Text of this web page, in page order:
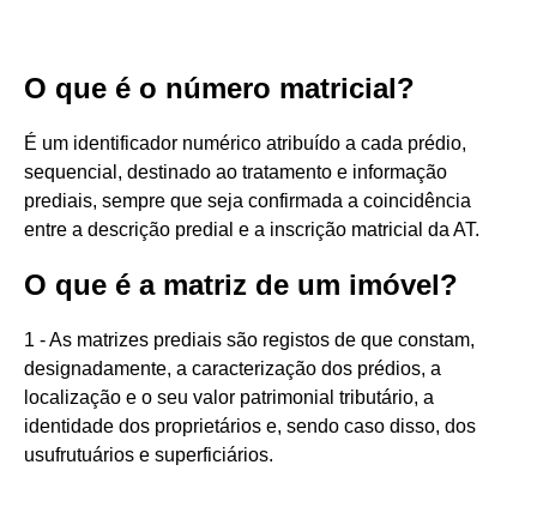
O que é o número matricial?
É um identificador numérico atribuído a cada prédio,
sequencial, destinado ao tratamento e informação
prediais, sempre que seja confirmada a coincidência
entre a descrição predial e a inscrição matricial da AT.
O que é a matriz de um imóvel?
1 - As matrizes prediais são registos de que constam,
designadamente, a caracterização dos prédios, a
localização e o seu valor patrimonial tributário, a
identidade dos proprietários e, sendo caso disso, dos
usufrutuários e superficiários.